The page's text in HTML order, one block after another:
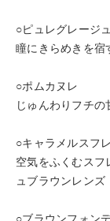
○ピュレグレージュ
瞳にきらめきを宿
○ポムカヌレ
じゅんわりフチ
○キャラメルスフレ
空気をふくむスフ
ュブラウンレンズ